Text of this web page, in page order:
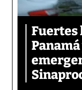
Fuertes